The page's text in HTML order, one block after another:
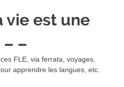
vie est une
–
FLE, via ferrata, voyages,
apprendre les langues, etc.